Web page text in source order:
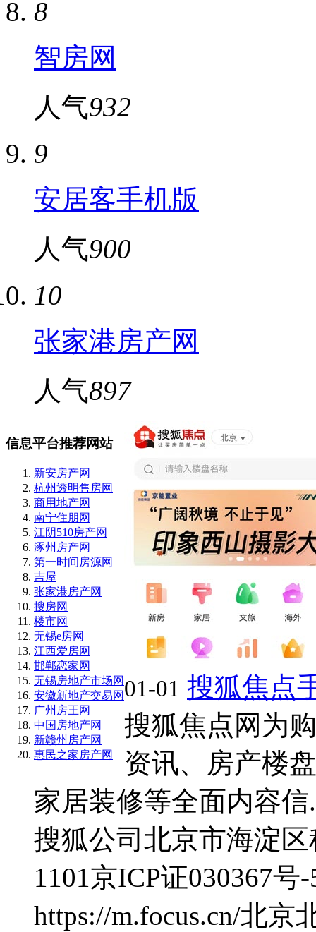
8
智房网
人气932
9
安居客手机版
人气900
10
张家港房产网
人气897
信息平台推荐网站
新安房产网
杭州透明售房网
商用地产网
南宁住朋网
江阴510房产网
涿州房产网
第一时间房源网
吉屋
张家港房产网
搜房网
楼市网
无锡e房网
江西爱房网
邯郸恋家网
无锡房地产市场网
安徽新地产交易网
广州房王网
中国房地产网
新赣州房产网
惠民之家房产网
01-01 搜狐焦点
搜狐焦点网为
资讯、房产楼
家居装修等全面内容信
搜狐公司 北京市海淀
1101京ICP证030367号-
https://m.focus.cn/北京